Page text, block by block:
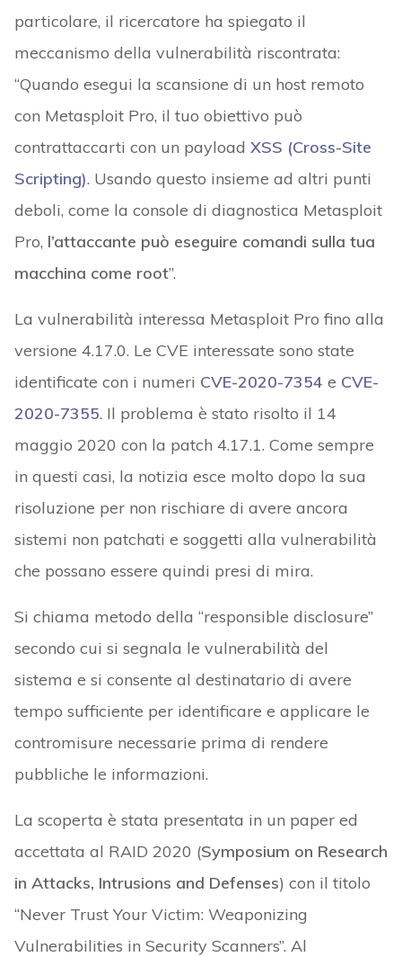
particolare, il ricercatore ha spiegato il
meccanismo della vulnerabilità riscontrata:
“Quando esegui la scansione di un host remoto
con Metasploit Pro, il tuo obiettivo può
contrattaccarti con un payload XSS (Cross-Site
Scripting). Usando questo insieme ad altri punti
deboli, come la console di diagnostica Metasploit
Pro, l’attaccante può eseguire comandi sulla tua
macchina come root”.
La vulnerabilità interessa Metasploit Pro fino alla
versione 4.17.0. Le CVE interessate sono state
identificate con i numeri CVE-2020-7354 e CVE-
2020-7355. Il problema è stato risolto il 14
maggio 2020 con la patch 4.17.1. Come sempre
in questi casi, la notizia esce molto dopo la sua
risoluzione per non rischiare di avere ancora
sistemi non patchati e soggetti alla vulnerabilità
che possano essere quindi presi di mira.
Si chiama metodo della “responsible disclosure”
secondo cui si segnala le vulnerabilità del
sistema e si consente al destinatario di avere
tempo sufficiente per identificare e applicare le
contromisure necessarie prima di rendere
pubbliche le informazioni.
La scoperta è stata presentata in un paper ed
accettata al RAID 2020 (Symposium on Research
in Attacks, Intrusions and Defenses) con il titolo
“Never Trust Your Victim: Weaponizing
Vulnerabilities in Security Scanners”. Al